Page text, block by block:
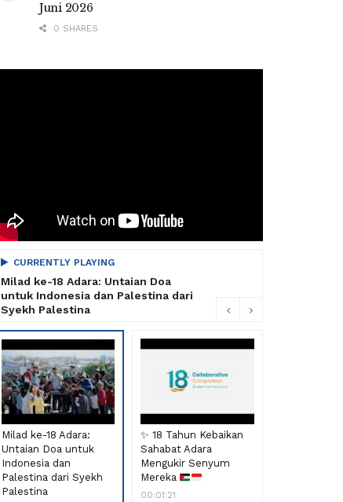
Juni 2026
0 SHARES
CURRENTLY PLAYING
Milad ke-18 Adara: Untaian Doa
untuk Indonesia dan Palestina dari
Syekh Palestina
Milad ke-18 Adara:
Untaian Doa untuk
Indonesia dan
Palestina dari Syekh
Palestina
✨ 18 Tahun Kebaikan
Sahabat Adara
Mengukir Senyum
Mereka
00:01:21